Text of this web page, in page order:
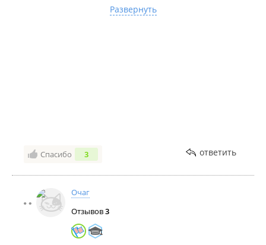
красиво. Спасибо вашей организации и
работникам, которые в ней работают. Мы можем
Развернуть
Спасибо 3 ответить
Очаг
Отзывов3